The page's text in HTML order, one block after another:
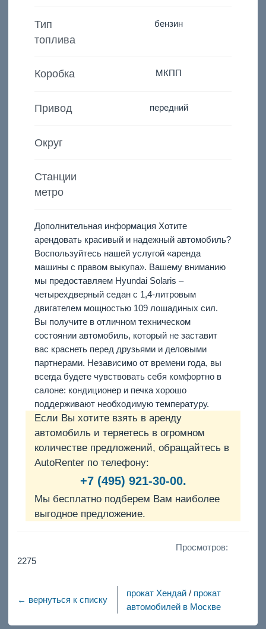
Тип
топлива
бензин
Коробка МКПП
Привод передний
Округ
Станции
метро
Дополнительная информация Хотите
арендовать красивый и надежный автомобиль?
Воспользуйтесь нашей услугой «аренда
машины с правом выкупа». Вашему вниманию
мы предоставляем Hyundai Solaris –
четырехдверный седан с 1,4-литровым
двигателем мощностью 109 лошадиных сил.
Вы получите в отличном техническом
состоянии автомобиль, который не заставит
вас краснеть перед друзьями и деловыми
партнерами. Независимо от времени года, вы
всегда будете чувствовать себя комфортно в
салоне: кондиционер и печка хорошо
поддерживают необходимую температуру.
Если Вы хотите взять в аренду
автомобиль и теряетесь в огромном
количестве предложений, обращайтесь в
AutoRenter по телефону:
+7 (495) 921-30-00.
Мы бесплатно подберем Вам наиболее
выгодное предложение.
Просмотров:
2275
← вернуться к списку
прокат Хендай / прокат
автомобилей в Москве